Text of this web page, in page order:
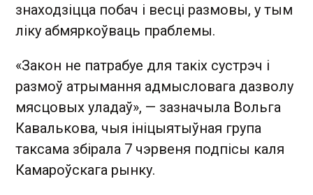
знаходзіцца побач і весці размовы, у тым
ліку абмяркоўваць праблемы.
«Закон не патрабуе для такіх сустрэч і
размоў атрымання адмысловага дазволу
мясцовых уладаў», — зазначыла Вольга
Кавалькова, чыя ініцыятыўная група
таксама збірала 7 чэрвеня подпісы каля
Камароўскага рынку.